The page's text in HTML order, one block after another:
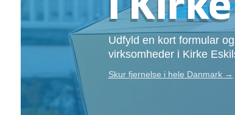
Tømrer
Tunge løft
Se alle...
Udfyld en kort formular
virksomheder i Kirke
Skur fjernelse i hele Danmark →